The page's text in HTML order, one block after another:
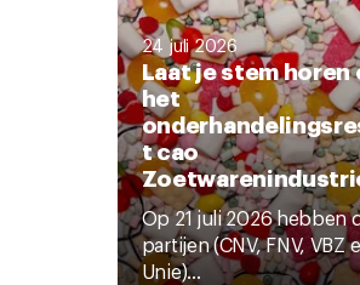
24 juli 2026
Laat je stem horen
het
t cao
Op 21 juli 2026 hebben
partijen (CNV, FNV, VBZ
Unie)...